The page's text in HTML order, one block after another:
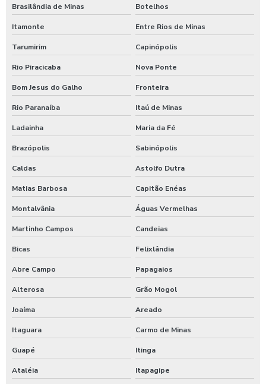
Brasilândia de Minas Botelhos
Itamonte Entre Rios de Minas
Tarumirim Capinópolis
Rio Piracicaba Nova Ponte
Bom Jesus do Galho Fronteira
Rio Paranaíba Itaú de Minas
Ladainha Maria da Fé
Brazópolis Sabinópolis
Caldas Astolfo Dutra
Matias Barbosa Capitão Enéas
Montalvânia Águas Vermelhas
Martinho Campos Candeias
Bicas Felixlândia
Abre Campo Papagaios
Alterosa Grão Mogol
Joaíma Areado
Itaguara Carmo de Minas
Guapé Itinga
Ataléia Itapagipe